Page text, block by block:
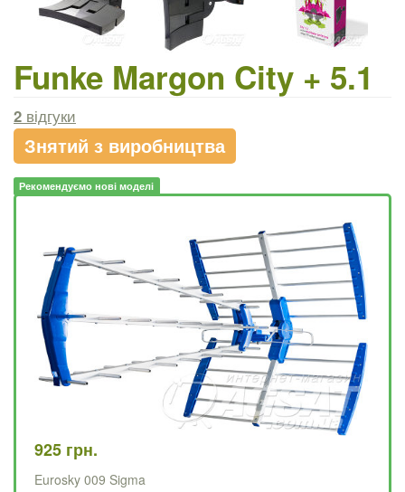
Funke Margon City + 5.1
2 відгуки
Знятий з виробництва
Рекомендуємо нові моделі
925 грн.
Eurosky 009 Sigma